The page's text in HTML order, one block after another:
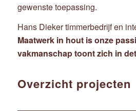
gewenste toepassing.
Hans Dieker timmerbedrijf en
Maatwerk in hout is onze
vakmanschap toont zich in
Overzicht projecten